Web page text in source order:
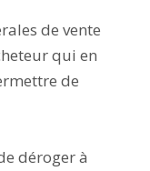
de vente
qui en
de
déroger à